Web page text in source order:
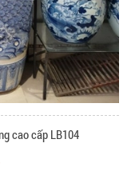
cao cấp LB104